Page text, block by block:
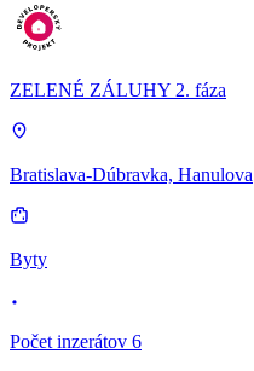
ZELENÉ ZÁLUHY 2. fáza
Bratislava-Dúbravka, Hanulova
Byty
Počet inzerátov 6